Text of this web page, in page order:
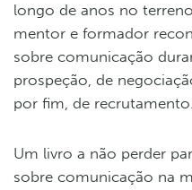
longo de anos no
mentor e formador
sobre comunicação
prospeção, de
por fim, de recrutamento.
Um livro a não perder
sobre comunicação na